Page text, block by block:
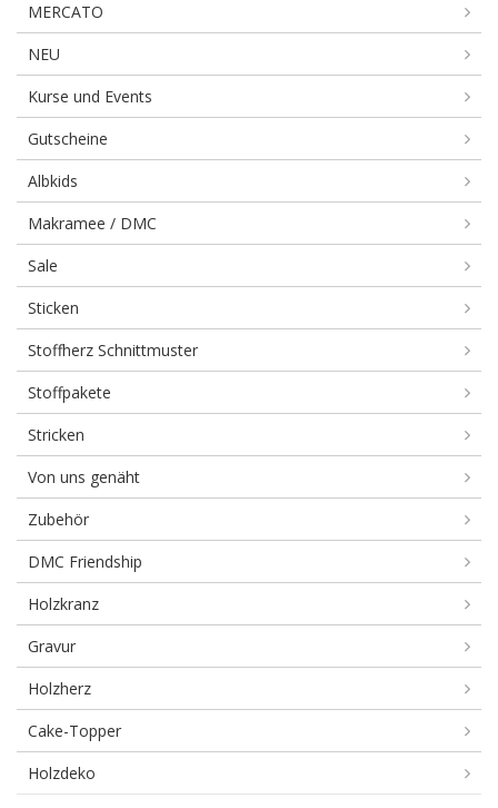
MERCATO
NEU
Kurse und Events
Gutscheine
Albkids
Makramee / DMC
Sale
Sticken
Stoffherz Schnittmuster
Stoffpakete
Stricken
Von uns genäht
Zubehör
DMC Friendship
Holzkranz
Gravur
Holzherz
Cake-Topper
Holzdeko